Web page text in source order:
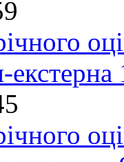
екстерна